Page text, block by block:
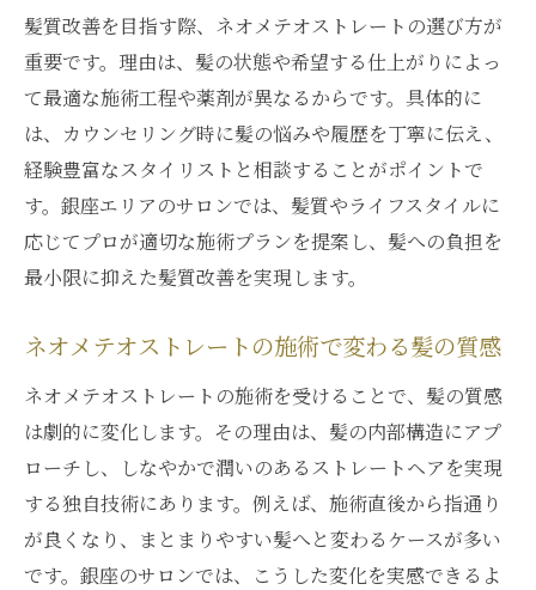
髪質改善を目指す際、ネオメテオストレートの選び方が
重要です。理由は、髪の状態や希望する仕上がりによっ
て最適な施術工程や薬剤が異なるからです。具体的に
は、カウンセリング時に髪の悩みや履歴を丁寧に伝え、
経験豊富なスタイリストと相談することがポイントで
す。銀座エリアのサロンでは、髪質やライフスタイルに
応じてプロが適切な施術プランを提案し、髪への負担を
最小限に抑えた髪質改善を実現します。
ネオメテオストレートの施術で変わる髪の質感
ネオメテオストレートの施術を受けることで、髪の質感
は劇的に変化します。その理由は、髪の内部構造にアプ
ローチし、しなやかで潤いのあるストレートヘアを実現
する独自技術にあります。例えば、施術直後から指通り
が良くなり、まとまりやすい髪へと変わるケースが多い
です。銀座のサロンでは、こうした変化を実感できるよ